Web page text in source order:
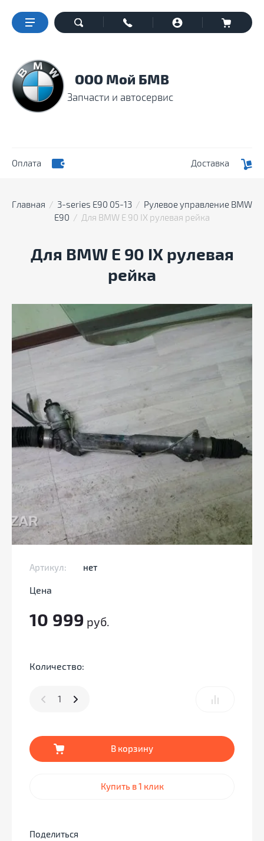
Оплата Доставка
ООО Мой БМВ
Запчасти и автосервис
Главная
  /
3-series E90 05-13
  /
Рулевое управление BMW
E90
  /  Для BMW Е 90 IX рулевая рейка
Для BMW Е 90 IX рулевая
рейка
Артикул: нет
Цена
10 999 руб.
Количество:
В корзину
Купить в 1 клик
Поделиться